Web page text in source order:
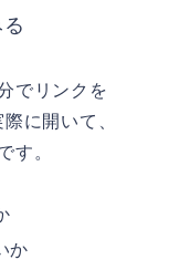
でリンクを
に開いて、
す。
か